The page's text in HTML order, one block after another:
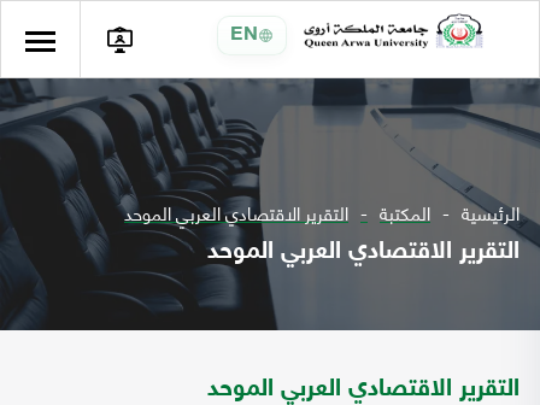
EN
الرئيسية المكتبة التقرير الاقتصادي العربي الموحد
التقرير الاقتصادي العربي الموحد
التقرير الاقتصادي العربي الموحد